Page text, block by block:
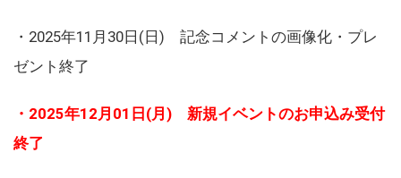
・2025年11月30日(日) 記念コメントの画像化・プレ
ゼント終了
・2025年12月01日(月) 新規イベントのお申込み受付
終了